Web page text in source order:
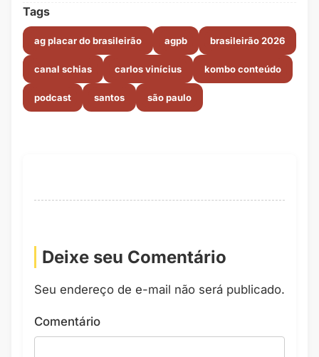
Tags
ag placar do brasileirão agpb brasileirão 2026
canal schias carlos vinícius kombo conteúdo
podcast santos são paulo
Deixe seu Comentário
Seu endereço de e-mail não será publicado.
Comentário